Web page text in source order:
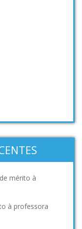
mérito à
à professora